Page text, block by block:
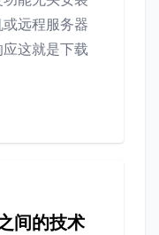
远程服务器
这就是下载
间的技术